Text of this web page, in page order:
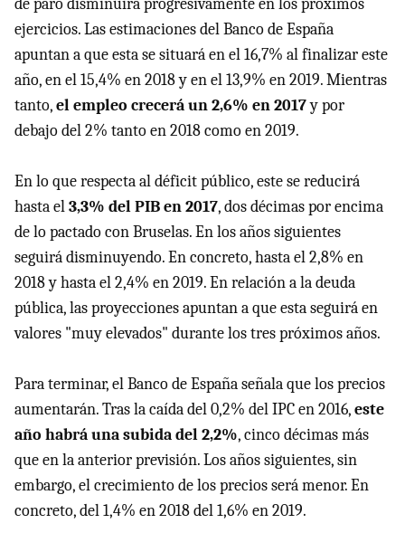
ejercicios. Las estimaciones del Banco de España
apuntan a que esta se situará en el 16,7% al finalizar este
año, en el 15,4% en 2018 y en el 13,9% en 2019. Mientras
tanto,el empleo crecerá un 2,6% en 2017y por
debajo del 2% tanto en 2018 como en 2019.
En lo que respecta al déficit público, este se reducirá
hasta el3,3% del PIB en 2017, dos décimas por encima
de lo pactado con Bruselas. En los años siguientes
seguirá disminuyendo. En concreto, hasta el 2,8% en
2018 y hasta el 2,4% en 2019. En relación a la deuda
pública, las proyecciones apuntan a que esta seguirá en
valores "muy elevados" durante los tres próximos años.
Para terminar, el Banco de España señala que los precios
aumentarán. Tras la caída del 0,2% del IPC en 2016,este
año habrá una subida del 2,2%, cinco décimas más
que en la anterior previsión. Los años siguientes, sin
embargo, el crecimiento de los precios será menor. En
concreto, del 1,4% en 2018 del 1,6% en 2019.